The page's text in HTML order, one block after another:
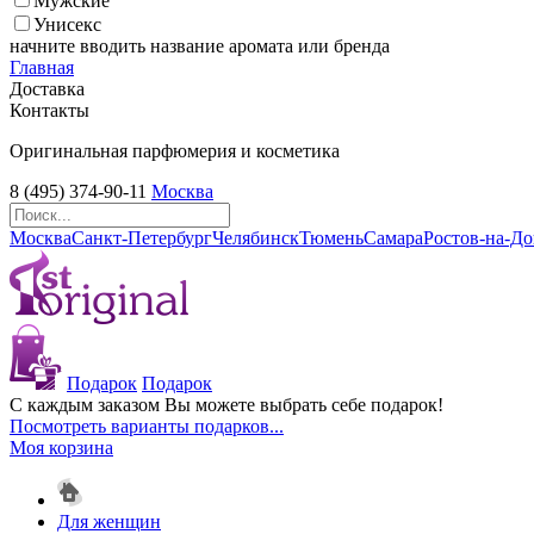
Унисекс
начните вводить название аромата или бренда
Главная
Доставка
Контакты
Оригинальная парфюмерия и косметика
8 (495) 374-90-11 Москва
МоскваСанкт-ПетербургЧелябинскТюменьСамараРостов-на-
Подарок Подарок
С каждым заказом Вы можете выбрать себе подарок!
Посмотреть варианты подарков...
Моя корзина
Для женщин